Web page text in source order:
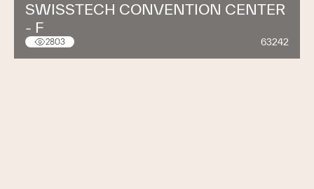
SWISSTECH CONVENTION CENTER
- F
2803 63242